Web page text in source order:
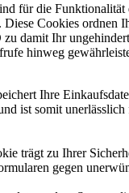
für die Funktionalität
Cookies ordnen
damit Ihr
hinweg
Ihre
ist somit
trägt zu Ihrer
gegen